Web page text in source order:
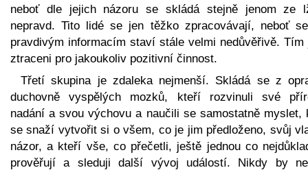
neboť dle jejich názoru se skládá stejně jenom ze
nepravd. Tito lidé se jen těžko zpracovávají, neboť
pravdivým informacím staví stále velmi nedůvěřivě. Tím
ztraceni pro jakoukoliv pozitivní činnost.
Třetí skupina je zdaleka nejmenší. Skládá se z
duchovně vyspělých mozků, kteří rozvinuli své
nadání a svou výchovu a naučili se samostatně myslet,
se snaží vytvořit si o všem, co je jim předloženo, svůj
názor, a kteří vše, co přečetli, ještě jednou co
prověřují a sleduji další vývoj událostí. Nikdy by